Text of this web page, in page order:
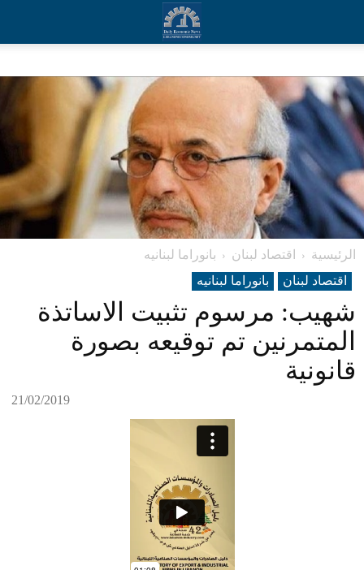
الرئيسية اقتصاد لبنان
بانوراما لبنانیه
اقتصاد لبنان
بانوراما لبنانیه
شهيب: مرسوم تثبيت الاساتذة
المتمرنين تم توقيعه بصورة
قانونية
21/02/2019